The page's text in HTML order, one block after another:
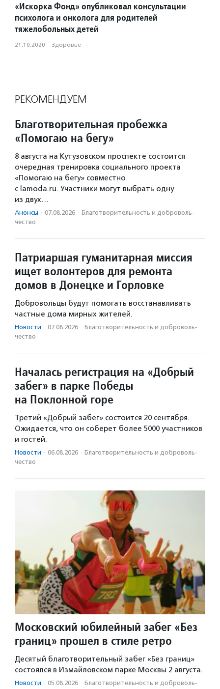
«Искорка Фонд» опубликовал консультации
психолога и онколога для родителей
тяжелобольных детей
21.10.2020 · Здоровье
РЕКОМЕНДУЕМ
Благотворительная пробежка
«Помогаю на бегу»
8 августа на Кутузовском проспекте состоится
очередная тренировка социального проекта
«Помогаю на бегу» совместно
с lamoda.ru. Участники могут выбрать одну
из двух…
Анонсы · 07.08.2026 · Благотвори­тель­ность и доброволь­
чест­во
Патриаршая гуманитарная миссия
ищет волонтеров для ремонта
домов в Донецке и Горловке
Добровольцы будут помогать восстанавливать
частные дома мирных жителей.
Новости · 07.08.2026 · Благотвори­тель­ность и доброволь­
чест­во
Началась регистрация на «Добрый
забег» в парке Победы
на Поклонной горе
Третий «Добрый забег» состоится 20 сентября.
Ожидается, что он соберет более 5000 участников
и гостей.
Новости · 06.08.2026 · Благотвори­тель­ность и доброволь­
чест­во
Московский юбилейный забег «Без
границ» прошел в стиле ретро
Десятый благотворительный забег «Без границ»
состоялся в Измайловском парке Москвы 2 августа.
Новости · 05.08.2026 · Благотвори­тель­ность и доброволь­